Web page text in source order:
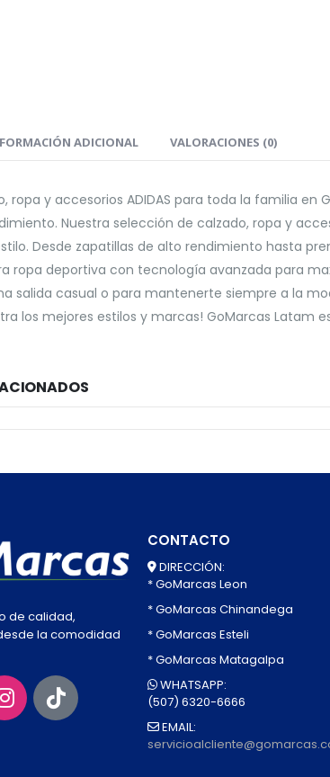
ADICIONAL VALORACIONES (0)
ropa y accesorios ADIDAS para toda la familia
Nuestra selección de calzado, ropa y
Desde zapatillas de alto rendimiento hasta
ropa deportiva con tecnología avanzada para
salida casual o para mantenerte siempre a la
los mejores estilos y marcas! GoMarcas Latam
de calidad,
la comodidad
CONTACTO
DIRECCIÓN:
* GoMarcas Leon
* GoMarcas Chinandega
* GoMarcas Esteli
* GoMarcas Matagalpa
WHATSAPP:
(507) 6320-6666
EMAIL: